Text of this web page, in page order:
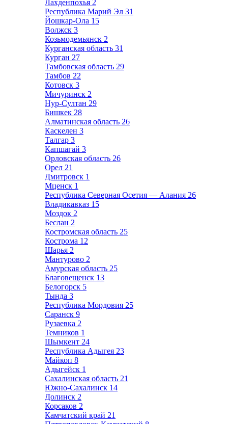
Лахденпохья 2
Республика Марий Эл 31
Йошкар-Ола 15
Волжск 3
Козьмодемьянск 2
Курганская область 31
Курган 27
Тамбовская область 29
Тамбов 22
Котовск 3
Мичуринск 2
Нур-Султан 29
Бишкек 28
Алматинская область 26
Каскелен 3
Талгар 3
Капшагай 3
Орловская область 26
Орел 21
Дмитровск 1
Мценск 1
Республика Северная Осетия — Алания 26
Владикавказ 15
Моздок 2
Беслан 2
Костромская область 25
Кострома 12
Шарья 2
Мантурово 2
Амурская область 25
Благовещенск 13
Белогорск 5
Тында 3
Республика Мордовия 25
Саранск 9
Рузаевка 2
Темников 1
Шымкент 24
Республика Адыгея 23
Майкоп 8
Адыгейск 1
Сахалинская область 21
Южно-Сахалинск 14
Долинск 2
Корсаков 2
Камчатский край 21